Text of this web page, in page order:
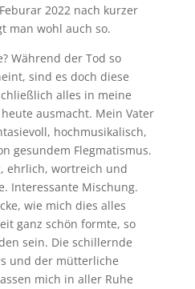
2022 nach kurzer
man wohl auch so.
Während der Tod so
sind es doch diese
alles in meine
ausmacht. Mein Vater
hochmusikalisch,
gesundem Flegmatismus.
ehrlich, wortreich und
Interessante Mischung.
wie mich dies alles
ganz schön formte, so
sein. Die schillernde
und der mütterliche
mich in aller Ruhe